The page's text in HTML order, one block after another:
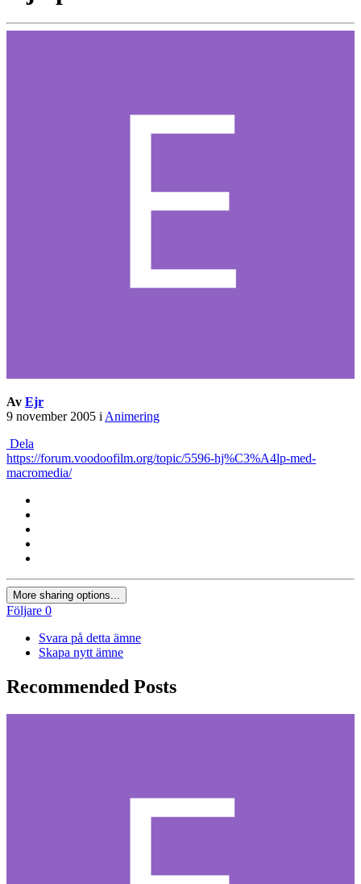
Av Ejr
9 november 2005 iAnimering
Dela
https://forum.voodoofilm.org/topic/5596-hj%C3%A4lp-med-
macromedia/
More sharing options...
Följare 0
Svara på detta ämne
Skapa nytt ämne
Recommended Posts